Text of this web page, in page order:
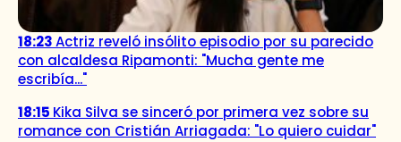
18:23Actriz reveló insólito episodio por su parecido
con alcaldesa Ripamonti: "Mucha gente me
escribía..."
18:15 Kika Silva se sinceró por primera vez sobre su
romance con Cristián Arriagada: "Lo quiero cuidar"